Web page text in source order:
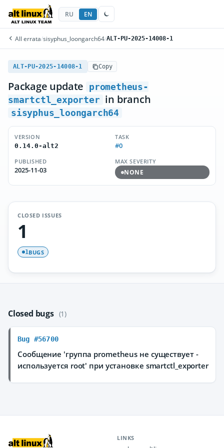
RU EN
All errata/sisyphus_loongarch64/ALT-PU-2025-14008-1
ALT-PU-2025-14008-1 Copy
Package update
prometheus-
smartctl_exporter in branch
sisyphus_loongarch64
VERSION
0.14.0-alt2
TASK
#0
PUBLISHED
2025-11-03
MAX SEVERITY
NONE
CLOSED ISSUES
1
1BUGS
Closed bugs (1)
Bug #56700
Сообщение 'группа prometheus не существует -
используется root' при установке smartctl_exporter
LINKS